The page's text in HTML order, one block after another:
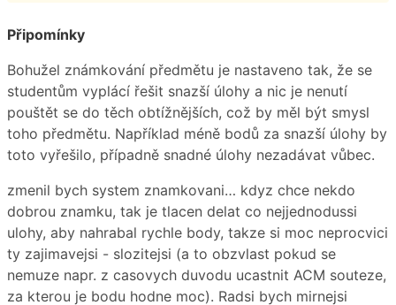
Připomínky
Bohužel známkování předmětu je nastaveno tak, že se
studentům vyplácí řešit snazší úlohy a nic je nenutí
pouštět se do těch obtížnějších, což by měl být smysl
toho předmětu. Například méně bodů za snazší úlohy by
toto vyřešilo, případně snadné úlohy nezadávat vůbec.
zmenil bych system znamkovani… kdyz chce nekdo
dobrou znamku, tak je tlacen delat co nejjednodussi
ulohy, aby nahrabal rychle body, takze si moc neprocvici
ty zajimavejsi - slozitejsi (a to obzvlast pokud se
nemuze napr. z casovych duvodu ucastnit ACM souteze,
za kterou je bodu hodne moc). Radsi bych mirnejsi